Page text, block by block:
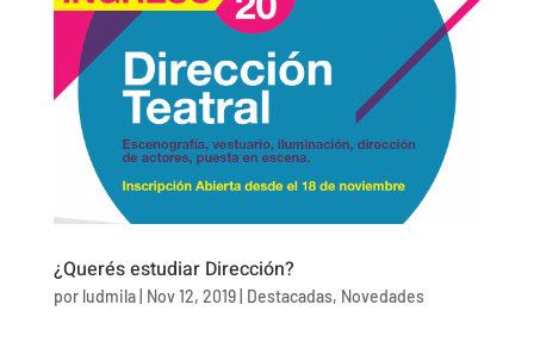
¿Querés estudiar Dirección?
por ludmila| Nov 12, 2019| Destacadas, Novedades